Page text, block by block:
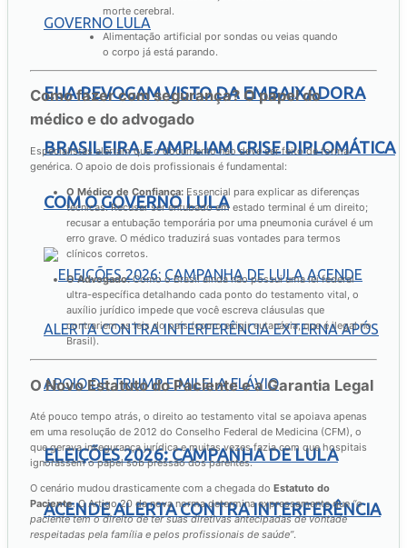
EUA REVOGAM VISTO DA EMBAIXADORA
BRASILEIRA E AMPLIAM CRISE DIPLOMÁTICA
COM O GOVERNO LULA
ELEIÇÕES 2026: CAMPANHA DE LULA
ACENDE ALERTA CONTRA INTERFERÊNCIA
morte cerebral.
Alimentação artificial por sondas ou veias quando
o corpo já está parando.
Como fazer com segurança? O papel do
médico e do advogado
Especialistas alertam que o documento não deve ser feito de forma
genérica. O apoio de dois profissionais é fundamental:
O Médico de Confiança: Essencial para explicar as diferenças
técnicas. Recusar ser entubado em estado terminal é um direito;
recusar a entubação temporária por uma pneumonia curável é um
erro grave. O médico traduzirá suas vontades para termos
clínicos corretos.
O Advogado:Como o Brasil ainda não possui uma lei federal
ultra-específica detalhando cada ponto do testamento vital, o
auxílio jurídico impede que você escreva cláusulas que
contrariem as leis do país (como exigir eutanásia, que é ilegal no
Brasil).
O Novo Estatuto do Paciente e a Garantia Legal
Até pouco tempo atrás, o direito ao testamento vital se apoiava apenas
em uma resolução de 2012 do Conselho Federal de Medicina (CFM), o
que gerava insegurança jurídica e muitas vezes fazia com que hospitais
ignorassem o papel sob pressão dos parentes.
O cenário mudou drasticamente com a chegada do Estatuto do
Paciente. O Artigo 20 da nova norma determina expressamente que“o
paciente tem o direito de ter suas diretivas antecipadas de vontade
respeitadas pela família e pelos profissionais de saúde”.